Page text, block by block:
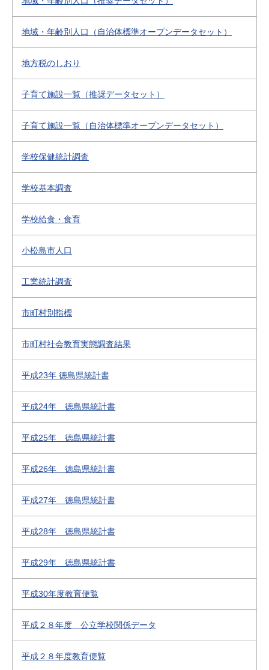
地域・年齢別人口（自治体標準オープンデータセット）
地方税のしおり
子育て施設一覧（推奨データセット）
子育て施設一覧（自治体標準オープンデータセット）
学校保健統計調査
学校基本調査
学校給食・食育
小松島市人口
工業統計調査
市町村別指標
市町村社会教育実態調査結果
平成23年 徳島県統計書
平成24年 徳島県統計書
平成25年 徳島県統計書
平成26年 徳島県統計書
平成27年 徳島県統計書
平成28年 徳島県統計書
平成29年 徳島県統計書
平成30年度教育便覧
平成２８年度 公立学校関係データ
平成２８年度教育便覧